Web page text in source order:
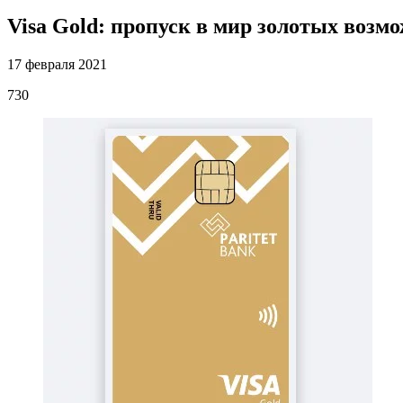
Visa Gold: пропуск в мир золотых
17 февраля 2021
730